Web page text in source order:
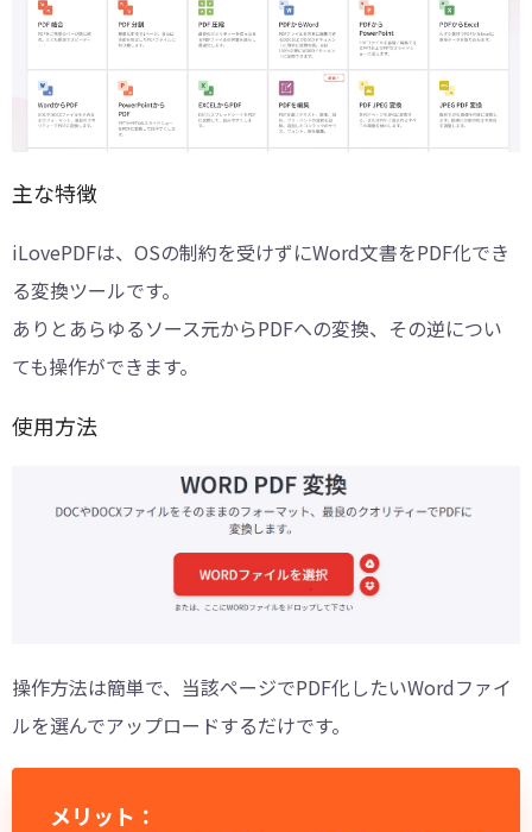
主な特徴
iLovePDFは、OSの制約を受けずにWord文書をPDF化でき
る変換ツールです。
ありとあらゆるソース元からPDFへの変換、その逆につい
ても操作ができます。
使用方法
操作方法は簡単で、当該ページでPDF化したいWordファイ
ルを選んでアップロードするだけです。
メリット：